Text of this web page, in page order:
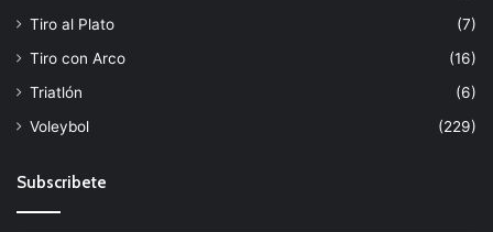
Tiro al Plato
(7)
Tiro con Arco
(16)
Triatlón
(6)
Voleybol
(229)
Subscribete